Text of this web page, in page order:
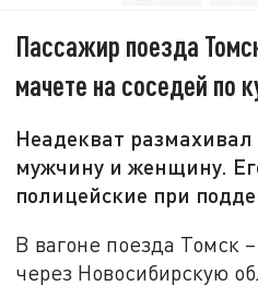
Пассажир поезда
мачете на соседей по
Неадекват
мужчину и женщину.
полицейские при
В вагоне поезда Томск
через Новосибирскую